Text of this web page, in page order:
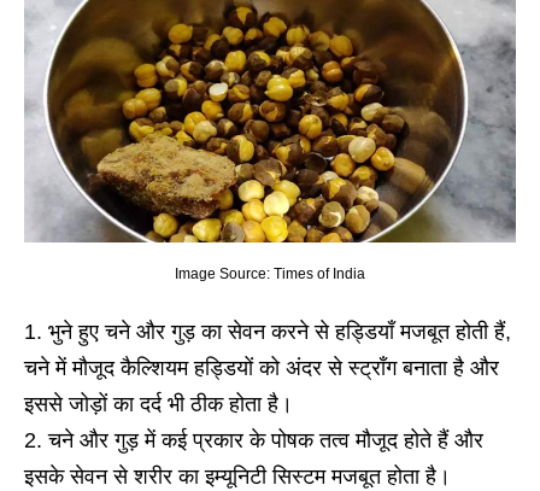
Image Source: Times of India
भुने हुए चने और गुड़ का सेवन करने से हड्डियाँ मजबूत होती हैं,
चने में मौजूद कैल्शियम हड्डियों को अंदर से स्ट्रॉंग बनाता है और
इससे जोड़ों का दर्द भी ठीक होता है।
चने और गुड़ में कई प्रकार के पोषक तत्व मौजूद होते हैं और
इसके सेवन से शरीर का इम्यूनिटी सिस्टम मजबूत होता है।